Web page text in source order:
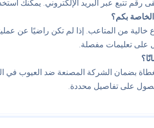
تتبع عبر البريد الإلكتروني. يمكنك
بكم؟
على تعليمات مفصلة.
بضمان الشركة المصنعة ضد العيوب في
على تفاصيل محددة.